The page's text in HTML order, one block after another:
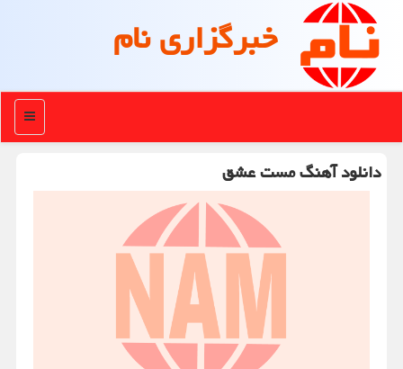
خبرگزاری نام
منو
دانلود آهنگ مست عشق